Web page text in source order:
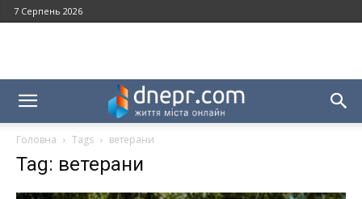
7 Серпень 2026
Головна Tags ветерани
Tag: ветерани